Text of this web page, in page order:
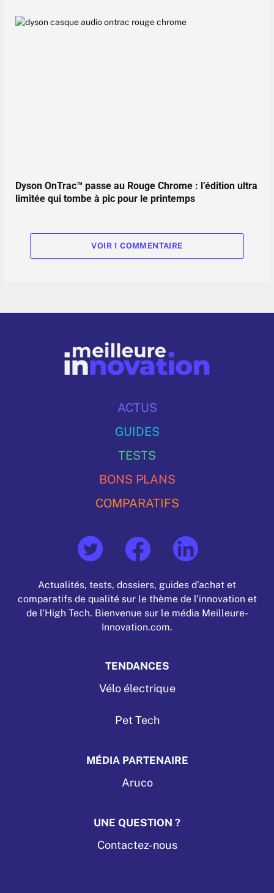
Dyson OnTrac™ passe au Rouge Chrome : l’édition ultra
limitée qui tombe à pic pour le printemps
VOIR 1 COMMENTAIRE
ACTUS
GUIDES
TESTS
BONS PLANS
COMPARATIFS
Actualités, tests, dossiers, guides d’achat et
comparatifs de qualité sur le thème de l’innovation et
de l'High Tech. Bienvenue sur le média Meilleure-
Innovation.com.
TENDANCES
Vélo électrique
Pet Tech
MÉDIA PARTENAIRE
Aruco
UNE QUESTION ?
Contactez-nous